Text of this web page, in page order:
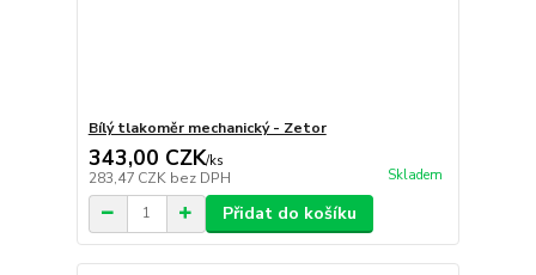
Bílý tlakoměr mechanický - Zetor
343,00 CZK/ks
283,47 CZK bez DPH Skladem
Přidat do košíku